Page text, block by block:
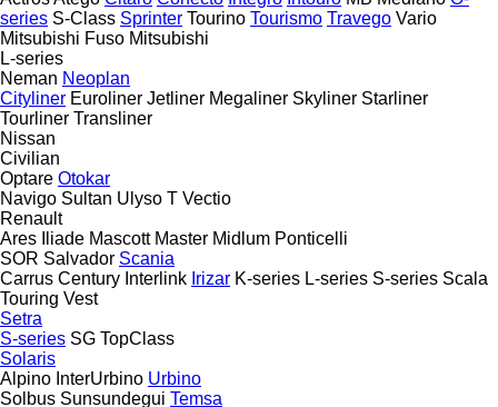
series S-Class Sprinter Tourino Tourismo Travego Vario
Mitsubishi Fuso Mitsubishi
L-series
Neman Neoplan
Cityliner Euroliner Jetliner Megaliner Skyliner Starliner
Tourliner Transliner
Nissan
Civilian
Optare Otokar
Navigo Sultan Ulyso T Vectio
Renault
Ares
Iliade Mascott Master Midlum Ponticelli
SOR Salvador Scania
Carrus Century Interlink Irizar K-series L-series S-series Scala
Touring Vest
Setra
S-series SG TopClass
Solaris
Alpino InterUrbino Urbino
Solbus Sunsundegui Temsa